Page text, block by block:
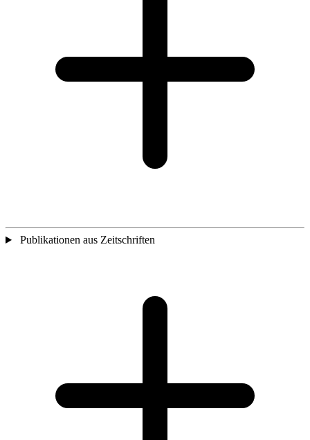
Publikationen aus Zeitschriften